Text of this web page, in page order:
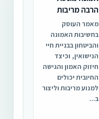
הרבה מריבות
מאמר העוסק
בחשיבות האמונה
והביטחון בבניית חיי
הנישואין, וכיצד
חיזוק האמון והגישה
החיובית יכולים
למנוע מריבות וליצור
ב...